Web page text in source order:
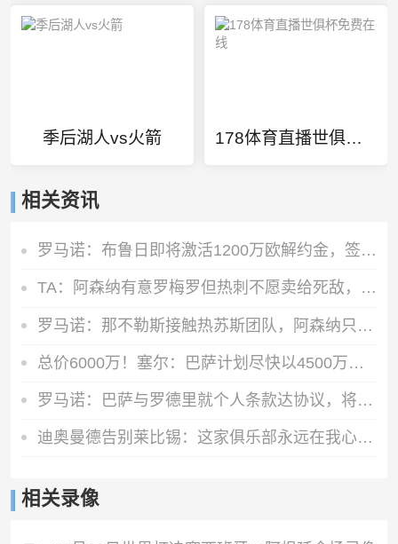
季后湖人vs火箭 178体育直播世俱杯免费在线
相关资讯
罗马诺：布鲁日即将激活1200万欧解约金，签下马略卡前锋比尔希利
TA：阿森纳有意罗梅罗但热刺不愿卖给死敌，马竞国米是最可能下家
罗马诺：那不勒斯接触热苏斯团队，阿森纳只接受永久转会
总价6000万！塞尔：巴萨计划尽快以4500万欧+1500万报价罗德里
罗马诺：巴萨与罗德里就个人条款达协议，将与曼城谈判确定转会费
迪奥曼德告别莱比锡：这家俱乐部永远在我心中占据特殊位置
相关录像